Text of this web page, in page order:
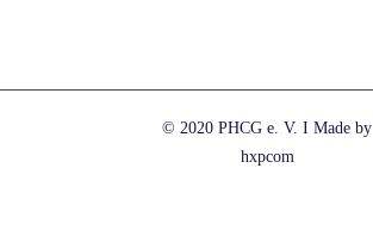
© 2020 PHCG e. V. I Made by
hxpcom